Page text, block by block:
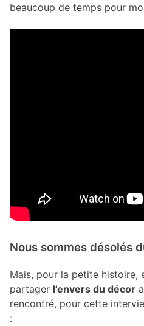
beaucoup de temps pour
Nous sommes désolés
Mais, pour la petite histoire,
partager l’envers du décor
rencontré, pour cette
: